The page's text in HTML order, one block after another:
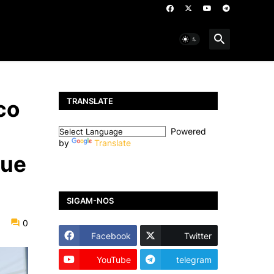
0
TRANSLATE
Powered
by
Translate
SIGAM-NOS
Facebook Twitter
YouTube telegram